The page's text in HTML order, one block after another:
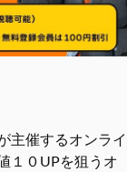
主催するオンライ
１０UPを狙うオ